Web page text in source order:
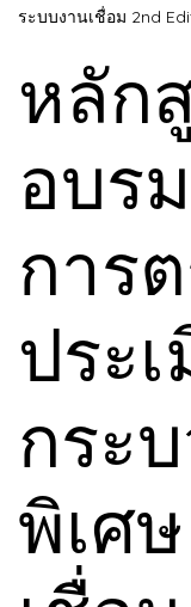
ระบบงานเชื่อม 2nd
หลัก
อบร
การ
ประ
กระ
พิเศ